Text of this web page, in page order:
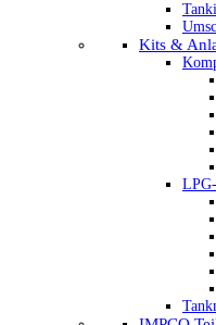
Kits &